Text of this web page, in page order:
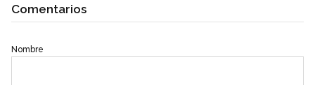
Comentarios
Nombre